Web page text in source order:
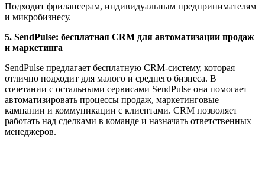
Подходит фрилансерам, индивидуальным предпринимателям
и микробизнесу.
5. SendPulse: бесплатная CRM для автоматизации продаж
и маркетинга
SendPulse предлагает бесплатную CRM-систему, которая
отлично подходит для малого и среднего бизнеса. В
сочетании с остальными сервисами SendPulse она помогает
автоматизировать процессы продаж, маркетинговые
кампании и коммуникации с клиентами. CRM позволяет
работать над сделками в команде и назначать ответственных
менеджеров.